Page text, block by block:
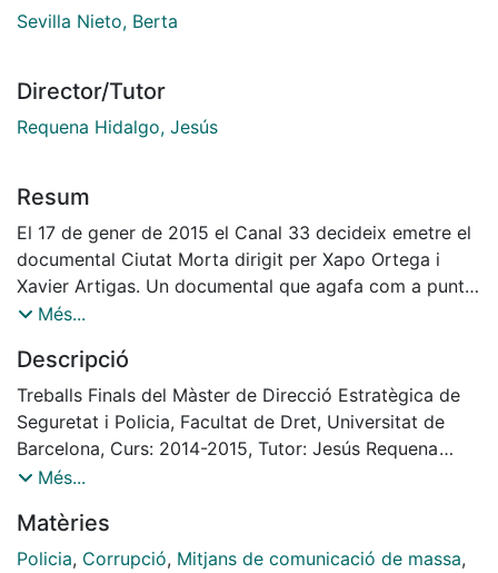
Sevilla Nieto, Berta
Director/Tutor
Requena Hidalgo, Jesús
Resum
El 17 de gener de 2015 el Canal 33 decideix emetre el
documental Ciutat Morta dirigit per Xapo Ortega i
Xavier Artigas. Un documental que agafa com a punt
d’inici els fets ocorreguts el 4 de febrer de 2006 per a
Els dies previs a l’emissió les xarxes socials se’n fan
ressò, en gran part, gràcies a l’agitació que desperta la
censura de 5 minuts del documental. La societat
catalana, aquella nit, es manté a l’expectativa. Els dies
posteriors venen acompanyats d’una gran commoció i
del cas i posa en dubte el correcte funcionament del
sistema.
Més...
Descripció
Treballs Finals del Màster de Direcció Estratègica de
Seguretat i Policia, Facultat de Dret, Universitat de
Barcelona, Curs: 2014-2015, Tutor: Jesús Requena
Hidalgo
Més...
Matèries
Policia, Corrupció, Mitjans de comunicació de massa,